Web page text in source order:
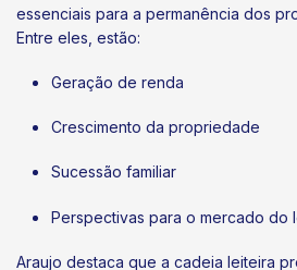
essenciais para a permanência dos
Entre eles, estão:
Geração de renda
Crescimento da propriedade
Sucessão familiar
Perspectivas para o mercado do
Araujo destaca que a cadeia leiteira